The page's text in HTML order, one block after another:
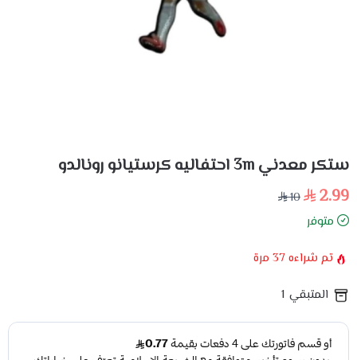
ستكر معدني 3m احتفاليه كرستيانو رونالدو
2.99
10
متوفر
تم شراءه37 مرة
المتبقي 1